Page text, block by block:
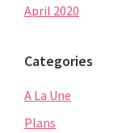
April 2020
Categories
A La Une
Plans